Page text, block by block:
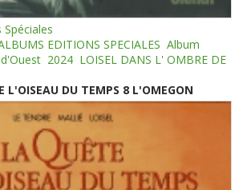
EDITIONS SPECIALES Album
2024 LOISEL DANS L' OMBRE DE
L'OISEAU DU TEMPS 8 L'OMEGON